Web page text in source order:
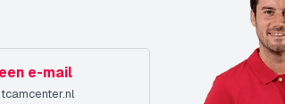
2021
e-mail